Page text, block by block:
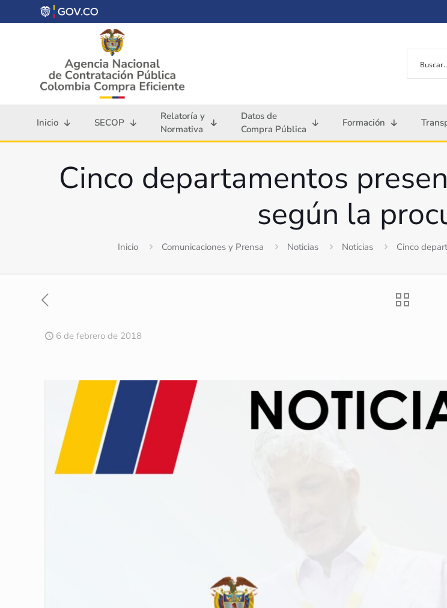
Inicio SECOP
Relatoría y
Normativa
Datos de
Compra Pública
Formación
Cinco departamentos
según la
Inicio Comunicaciones y Prensa Noticias Noticias Cinco
6 de febrero de 2018